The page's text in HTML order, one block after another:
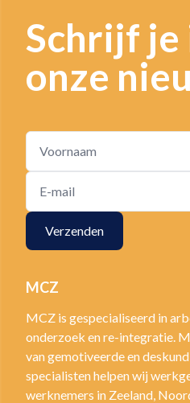
Schrijf je
onze
Verzenden
MCZ
MCZ is gespecialiseerd in
onderzoek en re-integratie.
van gemotiveerde en
specialisten helpen wij
werknemers in Zeeland,